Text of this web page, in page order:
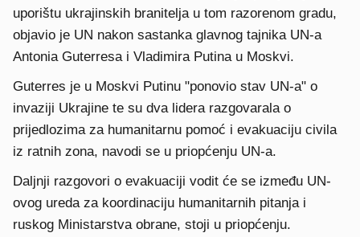
uporištu ukrajinskih branitelja u tom razorenom gradu,
objavio je UN nakon sastanka glavnog tajnika UN-a
Antonia Guterresa i Vladimira Putina u Moskvi.
Guterres je u Moskvi Putinu "ponovio stav UN-a" o
invaziji Ukrajine te su dva lidera razgovarala o
prijedlozima za humanitarnu pomoć i evakuaciju civila
iz ratnih zona, navodi se u priopćenju UN-a.
Daljnji razgovori o evakuaciji vodit će se između UN-
ovog ureda za koordinaciju humanitarnih pitanja i
ruskog Ministarstva obrane, stoji u priopćenju.